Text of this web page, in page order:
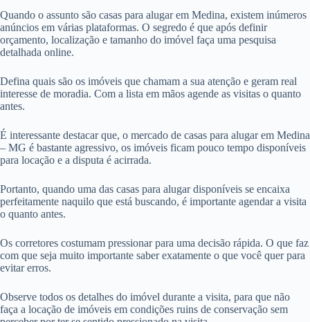
Quando o assunto são casas para alugar em Medina, existem inúmeros
anúncios em várias plataformas. O segredo é que após definir
orçamento, localização e tamanho do imóvel faça uma pesquisa
detalhada online.
Defina quais são os imóveis que chamam a sua atenção e geram real
interesse de moradia. Com a lista em mãos agende as visitas o quanto
antes.
É interessante destacar que, o mercado de casas para alugar em Medina
– MG é bastante agressivo, os imóveis ficam pouco tempo disponíveis
para locação e a disputa é acirrada.
Portanto, quando uma das casas para alugar disponíveis se encaixa
perfeitamente naquilo que está buscando, é importante agendar a visita
o quanto antes.
Os corretores costumam pressionar para uma decisão rápida. O que faz
com que seja muito importante saber exatamente o que você quer para
evitar erros.
Observe todos os detalhes do imóvel durante a visita, para que não
faça a locação de imóveis em condições ruins de conservação sem